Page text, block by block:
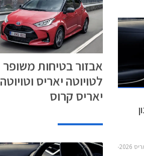
אבזור בטיחות משופר
לטויוטה יאריס וטויוטה
יאריס קרוס